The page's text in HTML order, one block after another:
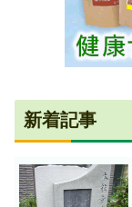
新着記事